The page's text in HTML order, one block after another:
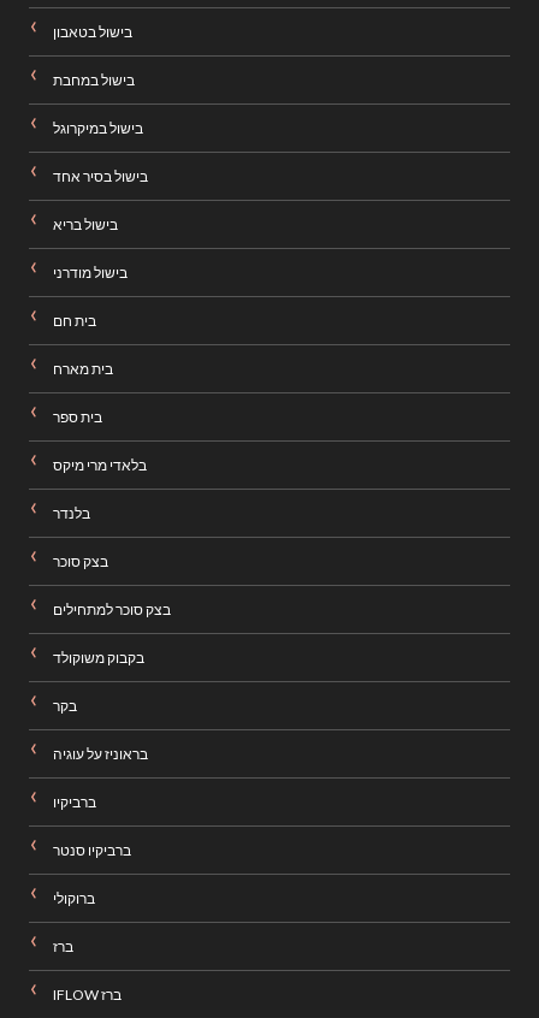
בישול בטאבון
בישול במחבת
בישול במיקרוגל
בישול בסיר אחד
בישול בריא
בישול מודרני
בית חם
בית מארח
בית ספר
בלאדי מרי מיקס
בלנדר
בצק סוכר
בצק סוכר למתחילים
בקבוק משוקולד
בקר
בראוניז על עוגיה
ברביקיו
ברביקיו סנטר
ברוקולי
ברז
ברז IFLOW